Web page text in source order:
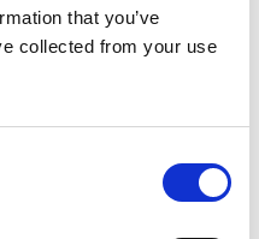
that you’ve
collected from your use